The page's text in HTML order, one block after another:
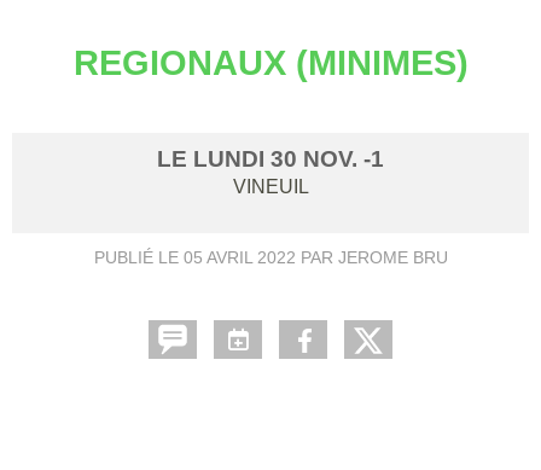
REGIONAUX (MINIMES)
LE LUNDI 30 NOV. -1
VINEUIL
PUBLIÉ LE 05 AVRIL 2022 PAR JEROME BRU